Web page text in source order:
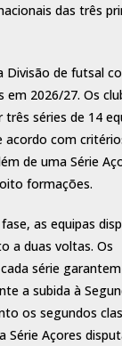
das três
Divisão de futsal
em 2026/27. Os
séries de 14
acordo com
de uma Série
formações.
as equipas
a duas voltas. Os
série garantem
a subida à
os segundos
Série Açores